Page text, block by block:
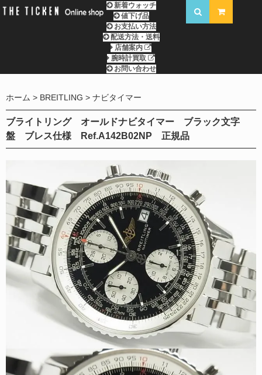
新着ウォッチ
値下げ品
お支払い方法
配送方法・送料
店舗案内
腕時計買取
お問い合わせ
ホーム BREITLING ナビタイマー
ブライトリング オールドナビタイマー ブラック文字
盤 ブレス仕様 Ref.A142B02NP 正規品